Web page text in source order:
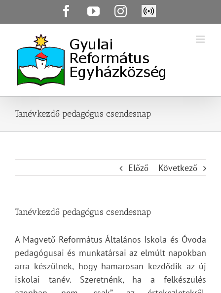
FacebookYouTubeInstagram
Élő
közvetítés
Tanévkezdő pedagógus csendesnap
Előző Következő
Tanévkezdő pedagógus csendesnap
A Magvető Református Általános Iskola és Óvoda
pedagógusai és munkatársai az elmúlt napokban
arra készülnek, hogy hamarosan kezdődik az új
iskolai tanév. Szeretnénk, ha a felkészülés